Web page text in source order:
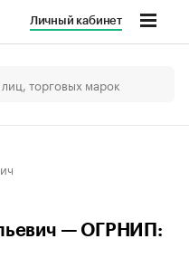
Личный кабинет
— ОГРНИП: